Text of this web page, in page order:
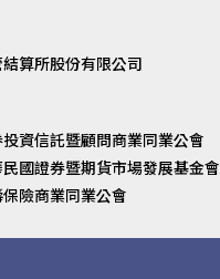
算所股份有限公司
資信託暨顧問商業同業公會
國證券暨期貨市場發展基金會
險商業同業公會